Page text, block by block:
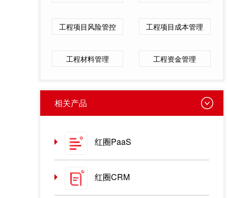
工程项目风险管控 工程项目成本管理
工程材料管理 工程资金管理
相关产品
红圈PaaS
红圈CRM